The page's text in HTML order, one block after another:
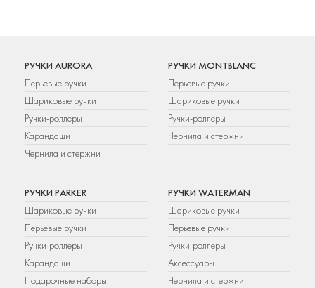
РУЧКИ AURORA
Перьевые ручки
Шариковые ручки
Ручки-роллеры
Карандаши
Чернила и стержни
РУЧКИ MONTBLANC
Перьевые ручки
Шариковые ручки
Ручки-роллеры
Чернила и стержни
РУЧКИ PARKER
Шариковые ручки
Перьевые ручки
Ручки-роллеры
Карандаши
Подарочные наборы
РУЧКИ WATERMAN
Шариковые ручки
Перьевые ручки
Ручки-роллеры
Аксессуары
Чернила и стержни